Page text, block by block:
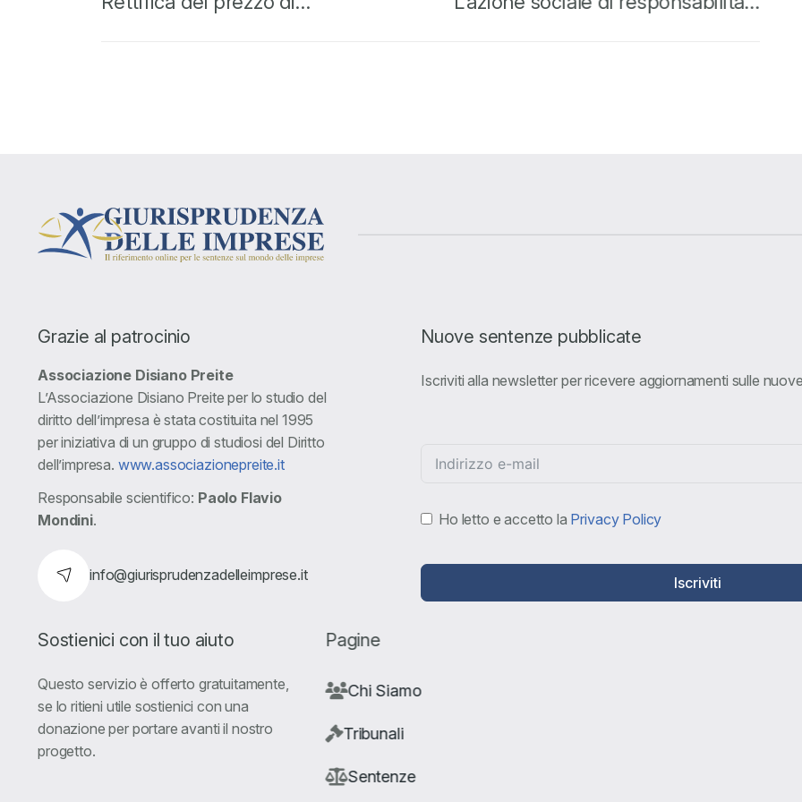
Grazie al patrocinio
Associazione Disiano Preite
L’Associazione Disiano Preite per lo studio del
diritto dell’impresa è stata costituita nel 1995
per iniziativa di un gruppo di studiosi del Diritto
dell’impresa. www.associazionepreite.it
Responsabile scientifico: Paolo Flavio
Mondini.
info@giurisprudenzadelleimprese.it
Nuove sentenze pubblicate
Iscriviti alla newsletter per ricevere aggiornamenti sulle
Ho letto e accetto la Privacy Policy
Iscriviti
Sostienici con il tuo aiuto
Questo servizio è offerto gratuitamente,
se lo ritieni utile sostienici con una
donazione per portare avanti il nostro
progetto.
Pagine
Chi Siamo
Tribunali
Sentenze